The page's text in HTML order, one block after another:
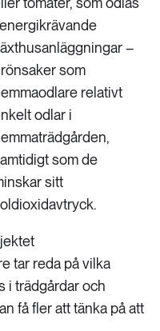
–
som
relativt
odlar i
som de
sitt
tar reda på vilka
i trädgårdar och
få fler att tänka på att